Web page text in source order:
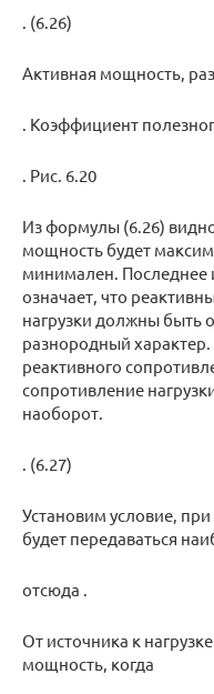
. (6.26)
Активная мощность,
. Коэффициент
. Рис. 6.20
Из формулы (6.26)
мощность будет
минимален. Последнее
означает, что
нагрузки должны быть
разнородный
реактивного
сопротивление
наоборот.
. (6.27)
Установим условие,
будет передаваться
отсюда .
От источника к
мощность, когда